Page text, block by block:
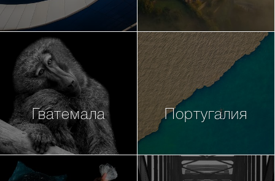
Гватемала Португалия